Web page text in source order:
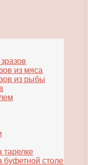
из мяса
из рыбы
тарелке
буфетной столе